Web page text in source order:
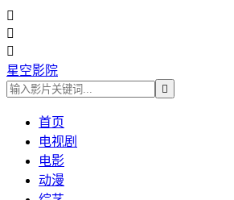



星空影院

首页
电视剧
电影
动漫